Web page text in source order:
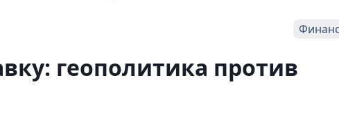
геополитика против